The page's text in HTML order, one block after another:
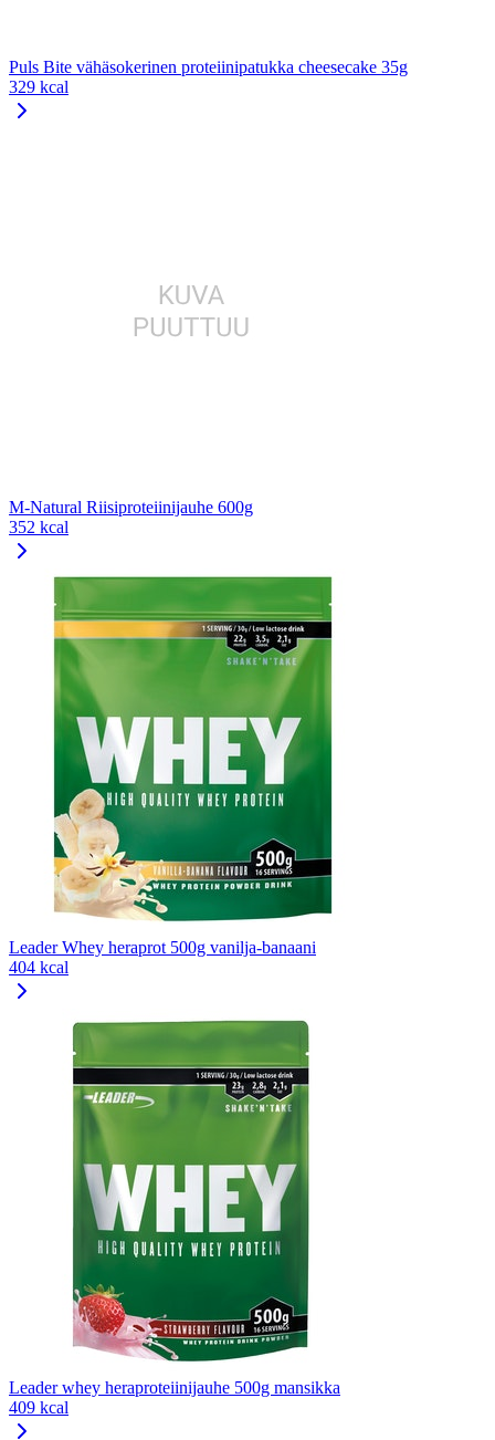
Puls Bite vähäsokerinen proteiinipatukka cheesecake 35g
329 kcal
M-Natural Riisiproteiinijauhe 600g
352 kcal
Leader Whey heraprot 500g vanilja-banaani
404 kcal
Leader whey heraproteiinijauhe 500g mansikka
409 kcal